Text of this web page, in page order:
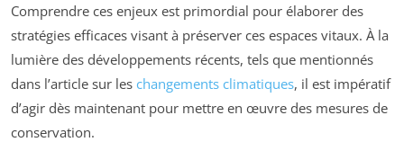
Comprendre ces enjeux est primordial pour élaborer des
stratégies efficaces visant à préserver ces espaces vitaux. À la
lumière des développements récents, tels que mentionnés
dans l’article sur les changements climatiques, il est impératif
d’agir dès maintenant pour mettre en œuvre des mesures de
conservation.